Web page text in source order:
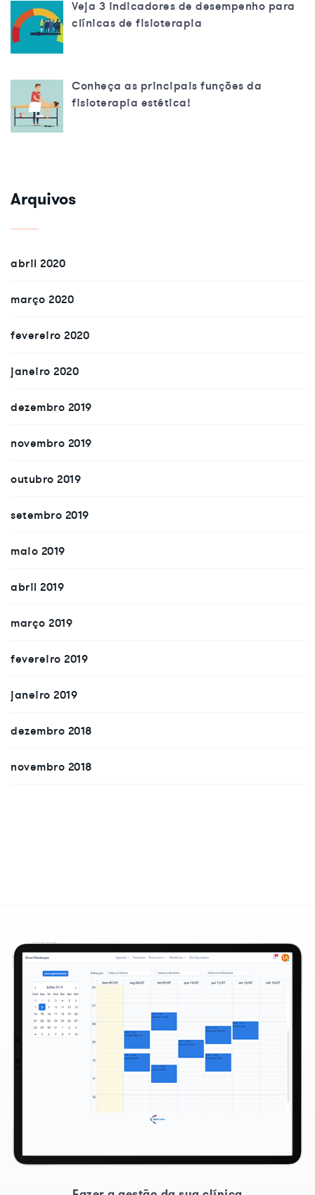
Veja 3 indicadores de desempenho para
clínicas de fisioterapia
Conheça as principais funções da
fisioterapia estética!
Arquivos
abril 2020
março 2020
fevereiro 2020
janeiro 2020
dezembro 2019
novembro 2019
outubro 2019
setembro 2019
maio 2019
abril 2019
março 2019
fevereiro 2019
janeiro 2019
dezembro 2018
novembro 2018